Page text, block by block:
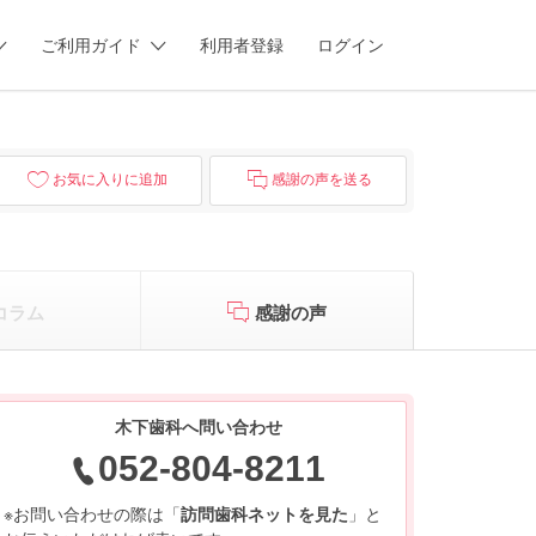
ご利用ガイド 利用者登録 ログイン
お気に入りに追加 感謝の声を送る
ラム 感謝の声
木下歯科へ問い合わせ
052-804-8211
※お問い合わせの際は「訪問歯科ネットを見た 」と